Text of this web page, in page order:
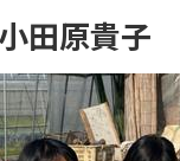
田原貴子